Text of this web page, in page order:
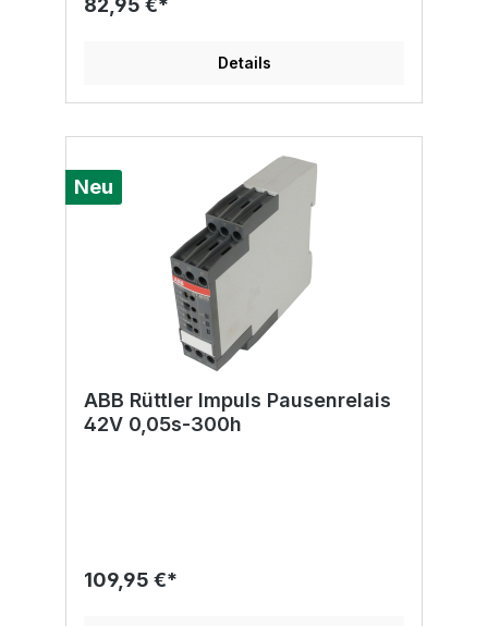
82,95 €*
Details
Neu
ABB Rüttler Impuls Pausenrelais
42V 0,05s-300h
109,95 €*